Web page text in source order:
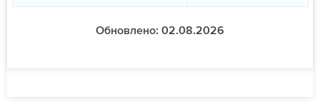
Обновлено: 02.08.2026